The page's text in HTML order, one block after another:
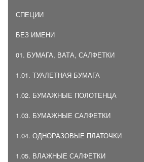
СПЕЦИИ
БЕЗ ИМЕНИ
01. БУМАГА, ВАТА, САЛФЕТКИ
1.01. ТУАЛЕТНАЯ БУМАГА
1.02. БУМАЖНЫЕ ПОЛОТЕНЦА
1.03. БУМАЖНЫЕ САЛФЕТКИ
1.04. ОДНОРАЗОВЫЕ ПЛАТОЧКИ
1.05. ВЛАЖНЫЕ САЛФЕТКИ